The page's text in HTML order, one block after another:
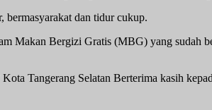
bermasyarakat dan tidur cukup.
Makan Bergizi Gratis (MBG) yang sudah
Tangerang Selatan Berterima kasih